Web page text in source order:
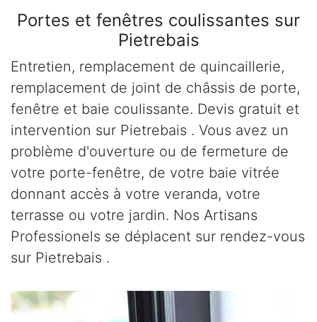
Portes et fenêtres coulissantes sur
Pietrebais
Entretien, remplacement de quincaillerie,
remplacement de joint de châssis de porte,
fenêtre et baie coulissante. Devis gratuit et
intervention sur Pietrebais . Vous avez un
problème d'ouverture ou de fermeture de
votre porte-fenêtre, de votre baie vitrée
donnant accès à votre veranda, votre
terrasse ou votre jardin. Nos Artisans
Professionels se déplacent sur rendez-vous
sur Pietrebais .